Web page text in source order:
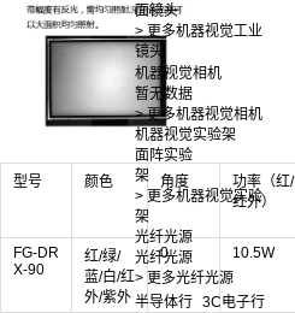
面镜头
> 更多机器视觉工业
镜头
机器视觉相机
暂无数据
> 更多机器视觉相机
机器视觉实验架
面阵实验
架
> 更多机器视觉实验
架
光纤光源
光纤光源
> 更多光纤光源
半导体行 3C电子行
型号 颜色 角度
功率（红/
红外）
FG-DR
X-90
红/绿/
蓝/白/红
外/紫外
0 10.5W